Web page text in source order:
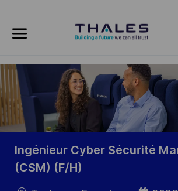
-
Ingénieur Cyber Sécurité
(CSM) (F/H)